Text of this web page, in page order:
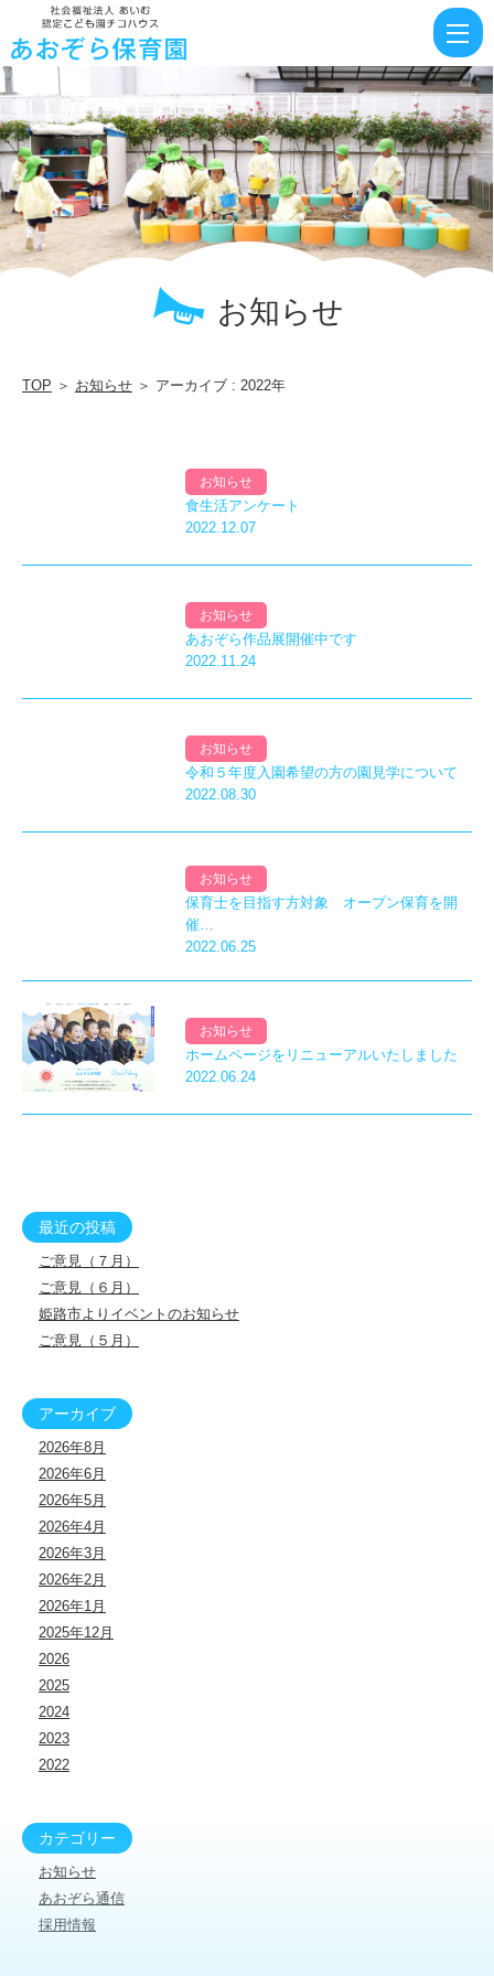
社
会
福
祉
法
人
い
お知らせ
TOP ＞ お知らせ ＞ アーカイブ : 2022年
お知らせ
食生活アンケート
2022.12.07
お知らせ
あおぞら作品展開催中です
2022.11.24
お知らせ
令和５年度入園希望の方の園見学について
2022.08.30
お知らせ
保育士を目指す方対象 オープン保育を開
催…
2022.06.25
お知らせ
ホームページをリニューアルいたしました
2022.06.24
最近の投稿
ご意見（７月）
ご意見（６月）
姫路市よりイベントのお知らせ
ご意見（５月）
アーカイブ
2026年8月
2026年6月
2026年5月
2026年4月
2026年3月
2026年2月
2026年1月
2025年12月
2026
2025
2024
2023
2022
カテゴリー
お知らせ
あおぞら通信
採用情報